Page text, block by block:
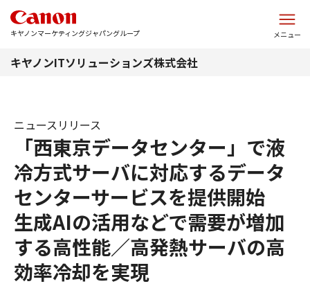
キヤノンマーケティングジャパングループ メニュー
キヤノンITソリューションズ株式会社
「西東京データセンター」で液
冷方式サーバに対応するデータ
センターサービスを提供開始
生成AIの活用などで需要が増加
する高性能／高発熱サーバの高
効率冷却を実現
ニュースリリース